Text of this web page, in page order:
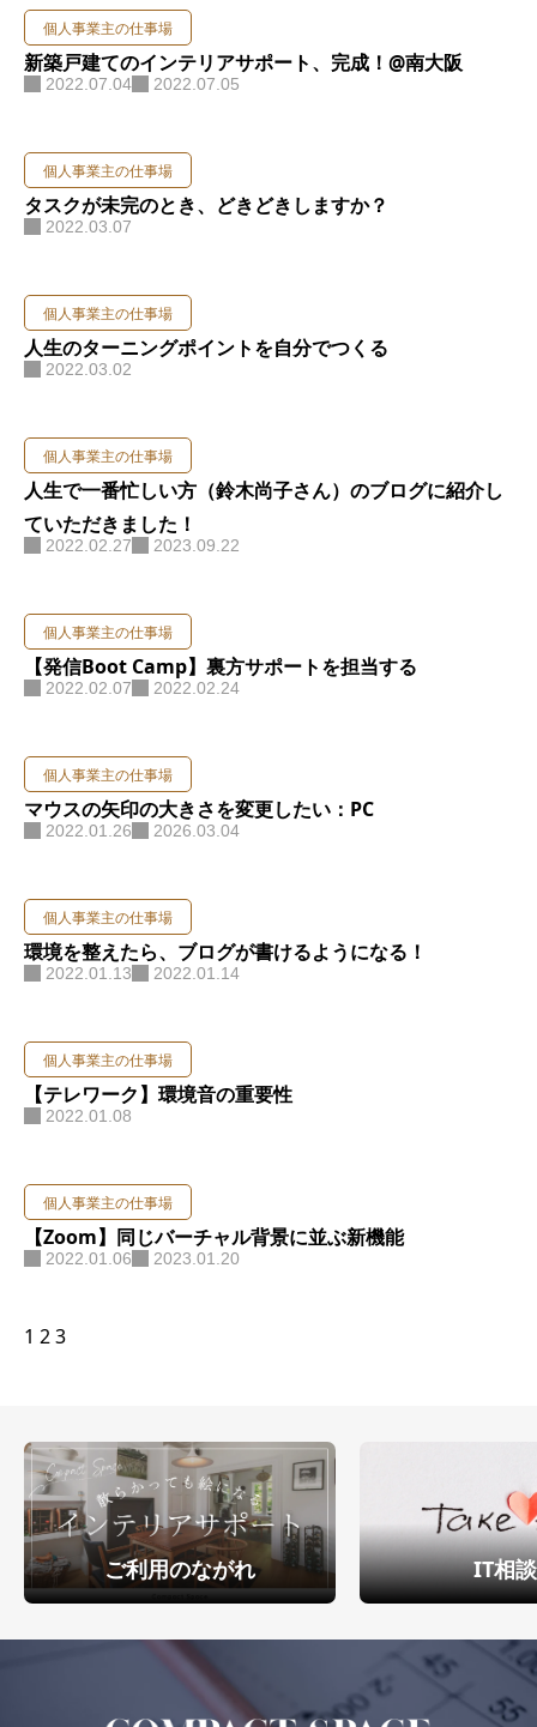
個人事業主の仕事場
新築戸建てのインテリアサポート、完成！@南大阪
2022.07.04 2022.07.05
個人事業主の仕事場
タスクが未完のとき、どきどきしますか？
2022.03.07
個人事業主の仕事場
人生のターニングポイントを自分でつくる
2022.03.02
個人事業主の仕事場
人生で一番忙しい方（鈴木尚子さん）のブログに紹介し
ていただきました！
2022.02.27 2023.09.22
個人事業主の仕事場
【発信Boot Camp】裏方サポートを担当する
2022.02.07 2022.02.24
個人事業主の仕事場
マウスの矢印の大きさを変更したい：PC
2022.01.26 2026.03.04
個人事業主の仕事場
環境を整えたら、ブログが書けるようになる！
2022.01.13 2022.01.14
個人事業主の仕事場
【テレワーク】環境音の重要性
2022.01.08
個人事業主の仕事場
【Zoom】同じバーチャル背景に並ぶ新機能
2022.01.06 2023.01.20
1 23
ご利用のながれ IT相